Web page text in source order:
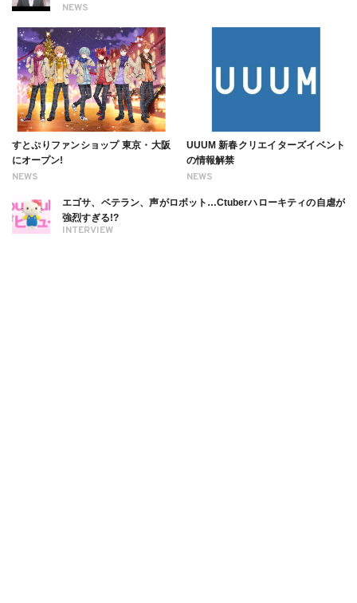
NEWS
NEWS
すとぷりファンショップ 東京・大阪
にオープン!
NEWS
UUUM 新春クリエイターズイベント
の情報解禁
INTERVIEW
エゴサ、ベテラン、声がロボット…Ctuberハローキティの自虐が
強烈すぎる!?